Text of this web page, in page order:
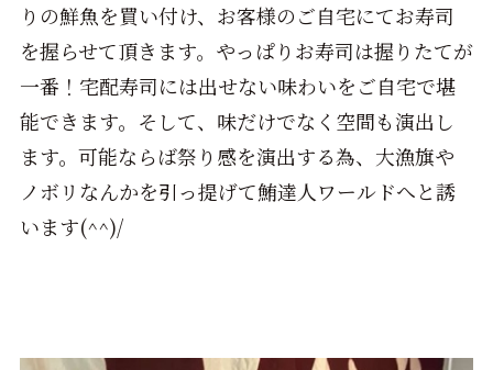
りの鮮魚を買い付け、お客様のご自宅にてお寿司
を握らせて頂きます。やっぱりお寿司は握りたてが
一番！宅配寿司には出せない味わいをご自宅で堪
能できます。そして、味だけでなく空間も演出し
ます。可能ならば祭り感を演出する為、大漁旗や
ノボリなんかを引っ提げて鮪達人ワールドへと誘
います(^^)/